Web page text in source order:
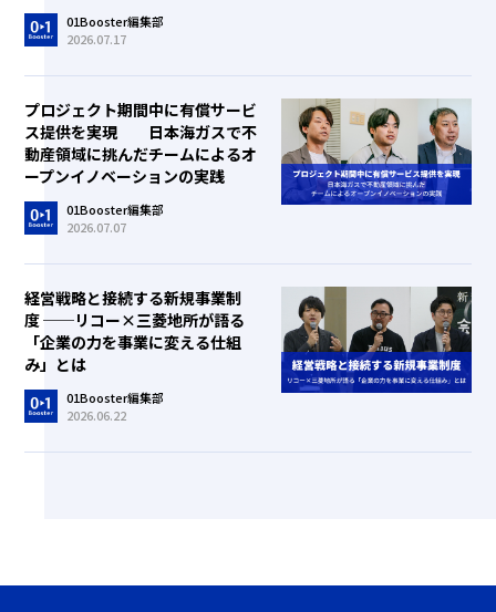
01Booster編集部
2026.07.17
プロジェクト期間中に有償サービ
ス提供を実現 日本海ガスで不
動産領域に挑んだチームによるオ
ープンイノベーションの実践
01Booster編集部
2026.07.07
経営戦略と接続する新規事業制
度 ──リコー×三菱地所が語る
「企業の力を事業に変える仕組
み」とは
01Booster編集部
2026.06.22